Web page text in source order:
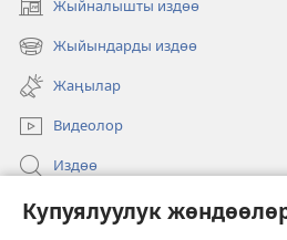
Купуялуулук
Жыйналышты издөө
(жаңы
терезе
ачат)
Жыйындарды издөө
(жаңы
терезе
ачат)
Жаңылар
Видеолор
Издөө
Бийлик өкүлдөрү үчүн маалымат